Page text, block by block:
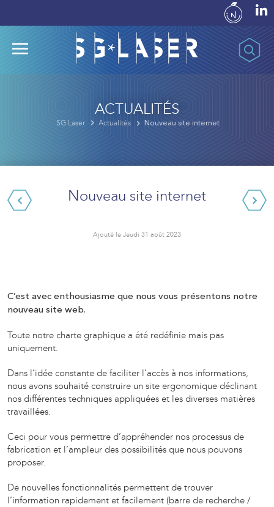
ACTUALITÉS
SG Laser Actualités Nouveau site internet
Nouveau site internet
Ajouté le Jeudi 31 août 2023
C’est avec enthousiasme que nous vous présentons notre
nouveau site web.
Toute notre charte graphique a été redéfinie mais pas
uniquement.
Dans l’idée constante de faciliter l’accès à nos informations,
nous avons souhaité construire un site ergonomique déclinant
nos différentes techniques appliquées et les diverses matières
travaillées.
Ceci pour vous permettre d’appréhender nos processus de
fabrication et l’ampleur des possibilités que nous pouvons
proposer.
De nouvelles fonctionnalités permettent de trouver
l’information rapidement et facilement (barre de recherche /